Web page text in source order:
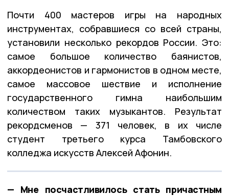
Почти 400 мастеров игры на народных
инструментах, собравшиеся со всей страны,
установили несколько рекордов России. Это:
самое большое количество баянистов,
аккордеонистов и гармонистов в одном месте,
самое массовое шествие и исполнение
государственного гимна наибольшим
количеством таких музыкантов. Результат
рекордсменов — 371 человек, в их числе
студент третьего курса Тамбовского
колледжа искусств Алексей Афонин.
— Мне посчастливилось стать причастным